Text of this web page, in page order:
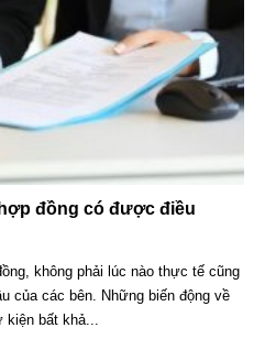
đồng có được điều
không phải lúc nào thực tế cũng
của các bên. Những biến động về
kiện bất khả...